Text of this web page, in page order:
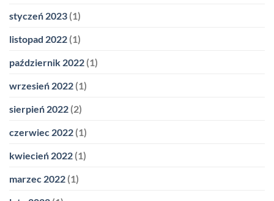
styczeń 2023 (1)
listopad 2022 (1)
październik 2022 (1)
wrzesień 2022 (1)
sierpień 2022 (2)
czerwiec 2022 (1)
kwiecień 2022 (1)
marzec 2022 (1)